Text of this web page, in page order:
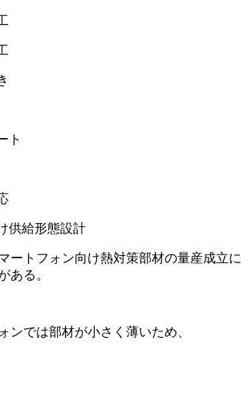
ト
供給形態設計
ートフォン向け熱対策部材の量産成立に
ある。
ンでは部材が小さく薄いため、